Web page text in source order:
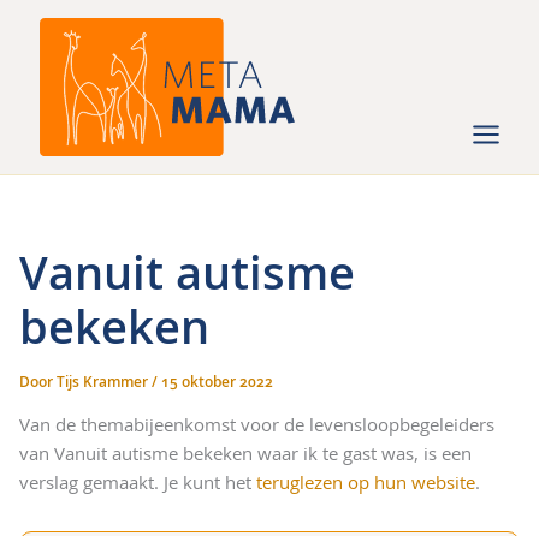
Vanuit autisme
bekeken
DoorTijs Krammer/15 oktober 2022
Van de themabijeenkomst voor de levensloopbegeleiders
van Vanuit autisme bekeken waar ik te gast was, is een
verslag gemaakt. Je kunt het teruglezen op hun website.